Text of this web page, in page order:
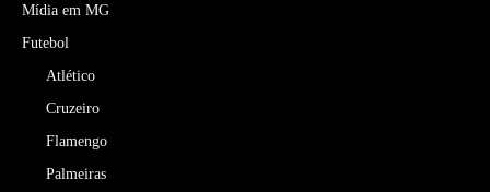
Mídia em MG
Futebol
Atlético
Cruzeiro
Flamengo
Palmeiras